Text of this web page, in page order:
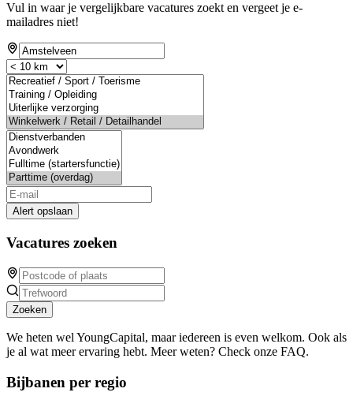
Vul in waar je vergelijkbare vacatures zoekt en vergeet je e-
mailadres niet!
Alert opslaan
Vacatures zoeken
Zoeken
We heten wel YoungCapital, maar iedereen is even welkom. Ook als
je al wat meer ervaring hebt. Meer weten? Check onze FAQ.
Bijbanen per regio